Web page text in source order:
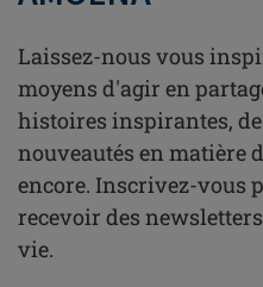
Laissez-nous vous
moyens d'agir en
histoires inspirantes,
nouveautés en matière
encore. Inscrivez-vous
recevoir des
vie.